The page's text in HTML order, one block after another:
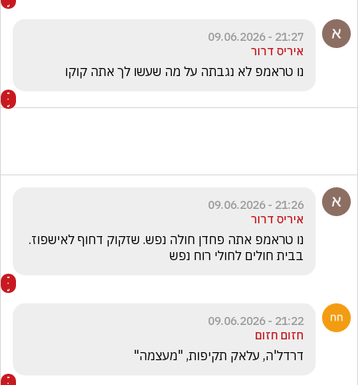
21:27 - 09.06.2026
איריס דרור
נו טראמפ לא נגבתה על מה שעשו לך אתה קוקו
21:26 - 09.06.2026
איריס דרור
בבית חולים לחולי רוח נפש
21:22 - 09.06.2026
חזום חזום
דרדל'ה, עלאק תקיפות, "מעצמה"